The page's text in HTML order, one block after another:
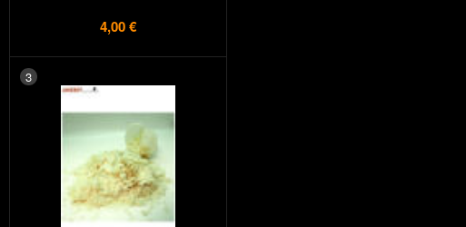
4,00 €
3